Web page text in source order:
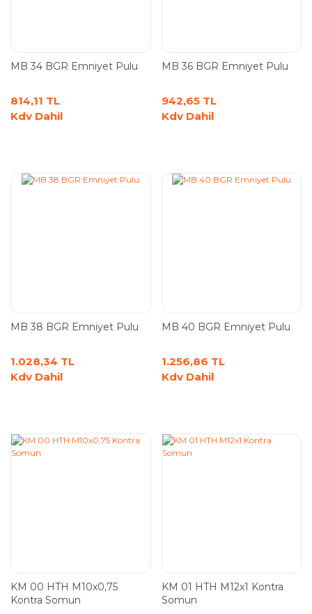
MB 34 BGR Emniyet Pulu
814,11 TL
Kdv Dahil
MB 36 BGR Emniyet Pulu
942,65 TL
Kdv Dahil
MB 38 BGR Emniyet Pulu
1.028,34 TL
Kdv Dahil
MB 40 BGR Emniyet Pulu
1.256,86 TL
Kdv Dahil
KM 00 HTH M10x0,75
Kontra Somun
KM 01 HTH M12x1 Kontra
Somun